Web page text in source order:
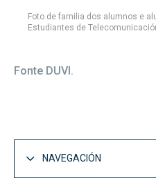
Foto de familia dos alumnos e
Estudiantes de
Fonte DUVI.
NAVEGACIÓN